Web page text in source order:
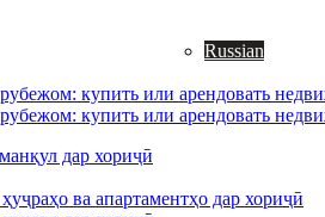
Russian
дар хориҷӣ
ва апартаментҳо дар хориҷӣ